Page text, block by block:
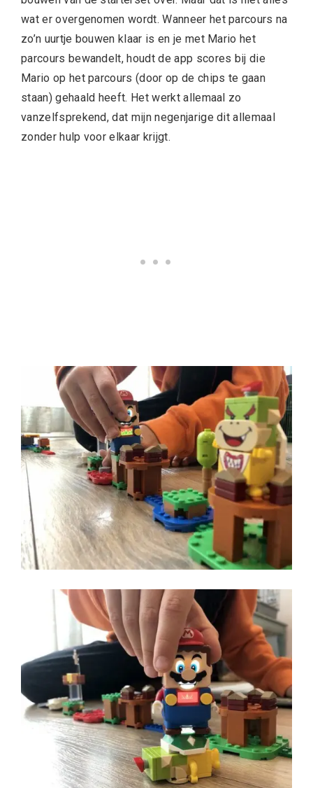
wat er overgenomen wordt. Wanneer het parcours na
zo’n uurtje bouwen klaar is en je met Mario het
parcours bewandelt, houdt de app scores bij die
Mario op het parcours (door op de chips te gaan
staan) gehaald heeft. Het werkt allemaal zo
vanzelfsprekend, dat mijn negenjarige dit allemaal
zonder hulp voor elkaar krijgt.